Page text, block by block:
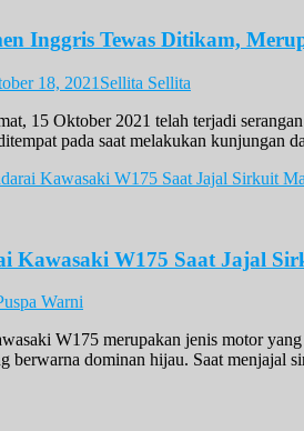
Inggris Tewas Ditikam,
18, 2021 Sellita Sellita
15 Oktober 2021 telah terjadi
pada saat melakukan kunjungan
Kawasaki W175 Saat Jajal
Warni
W175 merupakan jenis motor
berwarna dominan hijau. Saat menjajal